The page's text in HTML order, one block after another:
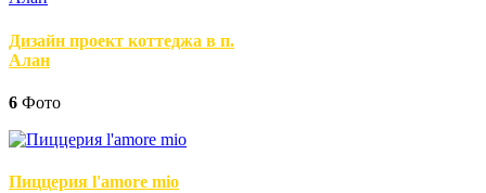
Дизайн проект коттеджа в п.
Алан
6 Фото
Пиццерия l'amore mio